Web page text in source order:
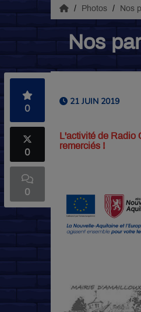
Photos Nos
Nos
0
0
0
21 JUIN 2019
L'activité de Radio
remerciés !